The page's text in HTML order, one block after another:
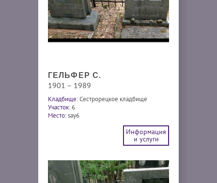
ГЕЛЬФЕР С.
1901 – 1989
Кладбище:Сестрорецкое кладбище
Участок:6
Место:say6
Информация
и услуги